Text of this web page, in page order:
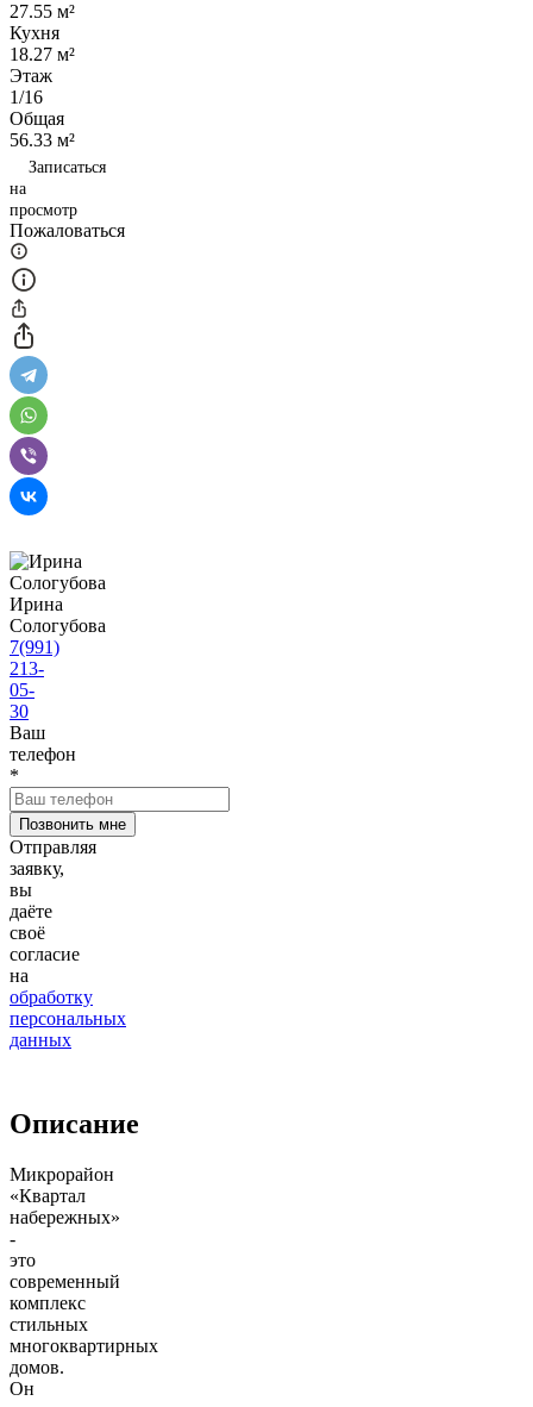
27.55 м²
Кухня
18.27 м²
Этаж
1/16
Общая
56.33 м²
Записаться
на
просмотр
Пожаловаться
Ирина
Сологубова
7(991)
213-
05-
30
Ваш
телефон
*
Отправляя
заявку,
вы
даёте
своё
согласие
на
обработку
персональных
данных
Описание
Микрорайон
«Квартал
набережных»
-
это
современный
комплекс
стильных
многоквартирных
домов.
Он